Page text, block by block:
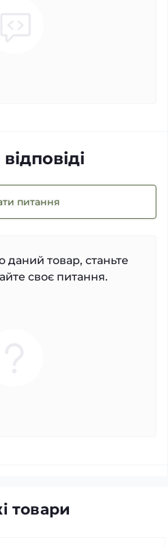
питання
даний товар, станьте
своє питання.
товари